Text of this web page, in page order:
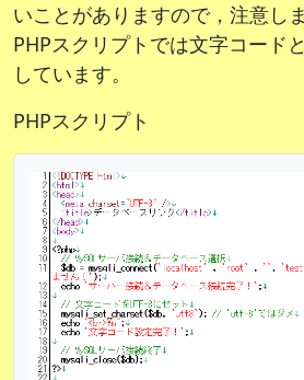
いことがありますので，注意し
PHPスクリプトでは文字コード
しています。
PHPスクリプト